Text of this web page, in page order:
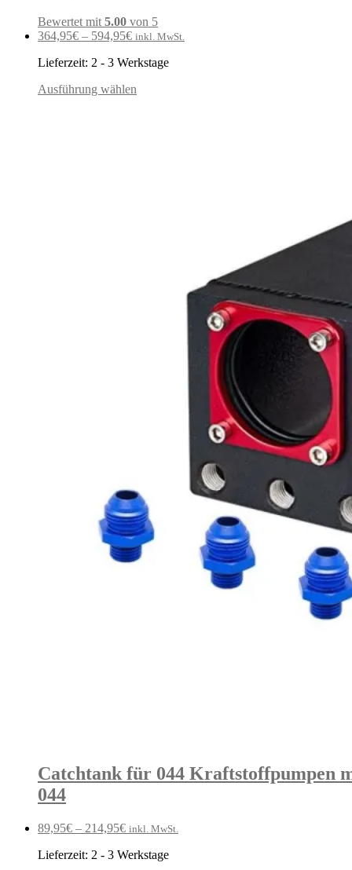
Bewertet mit 5.00 von 5
364,95€ – 594,95€ inkl. MwSt.
Lieferzeit: 2 - 3 Werkstage
Ausführung wählen
Catchtank für 044 Kraftstoffpumpen
044
89,95€ – 214,95€ inkl. MwSt.
Lieferzeit: 2 - 3 Werkstage